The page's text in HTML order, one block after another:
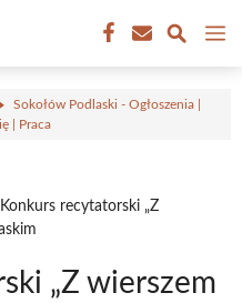
Sokołów Podlaski - Ogłoszenia |
| Praca
Konkurs recytatorski „Z
„Z wierszem